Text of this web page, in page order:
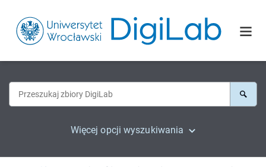
Więcej opcji wyszukiwania